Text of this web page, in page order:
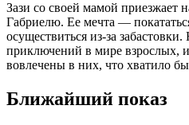
Зази со своей мамой приезжает
Габриелю. Ее мечта —
осуществиться из-за
приключений в мире взрослых,
вовлечены в них, что хватило
Ближайший показ